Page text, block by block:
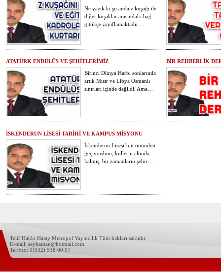
Ne yazık ki şu anda z kuşağı ile
diğer kuşaklar arasındaki bağ
gittikçe zayıflamaktadır.…
ATATÜRK ENDÜLÜS VE ŞEHİTLERİMİZ
Birinci Dünya Harbi sonlarında
artık Mısır ve Libya Osmanlı
sınırları içinde değildi. Ama…
BİR REHBERLİK
İSKENDERUN LİSESİ TARİHİ VE KAMPUS MİSYONU
İskenderun Lisesi’nin önünden
geçiyordum, küllerin altında
kalmış, bir zamanların şehir…
Telif Hakki Hatay Metropol Yayincilik Tüm hakları saklıdır.
E-mail: seyhantan@hotmail.com
Tel/Fax: 0(532) 518 00 97